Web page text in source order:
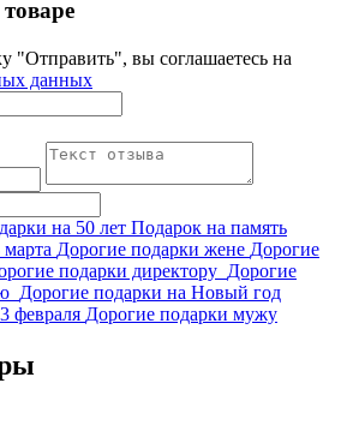
"Отправить", вы соглашаетесь на
данных
на 50 лет Подарок на память
Дорогие подарки жене Дорогие
подарки директору Дорогие
Дорогие подарки на Новый год
февраля Дорогие подарки мужу